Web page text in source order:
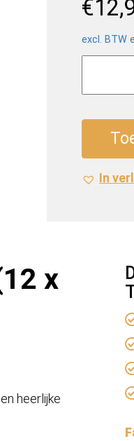
€
excl. BTW
Dr.
USA
Cream
(12
x
In
x
heerlijke